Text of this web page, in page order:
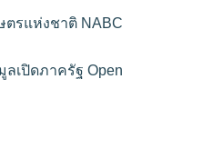
รแห่งชาติ NABC
เปิดภาครัฐ Open